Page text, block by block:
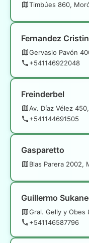
Timbúes 860,
Fernandez
Gervasio Pavón
+541146922048
Freinderbel
Av. Díaz Vélez
+541144691505
Gasparetto
Blas Parera 2002,
Guillermo
Gral. Gelly y Obes
+541146587796